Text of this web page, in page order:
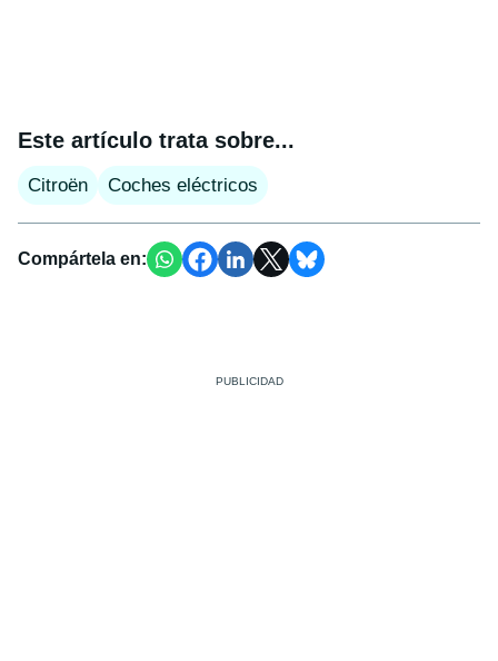
Este artículo trata sobre...
Citroën Coches eléctricos
Compártela en: